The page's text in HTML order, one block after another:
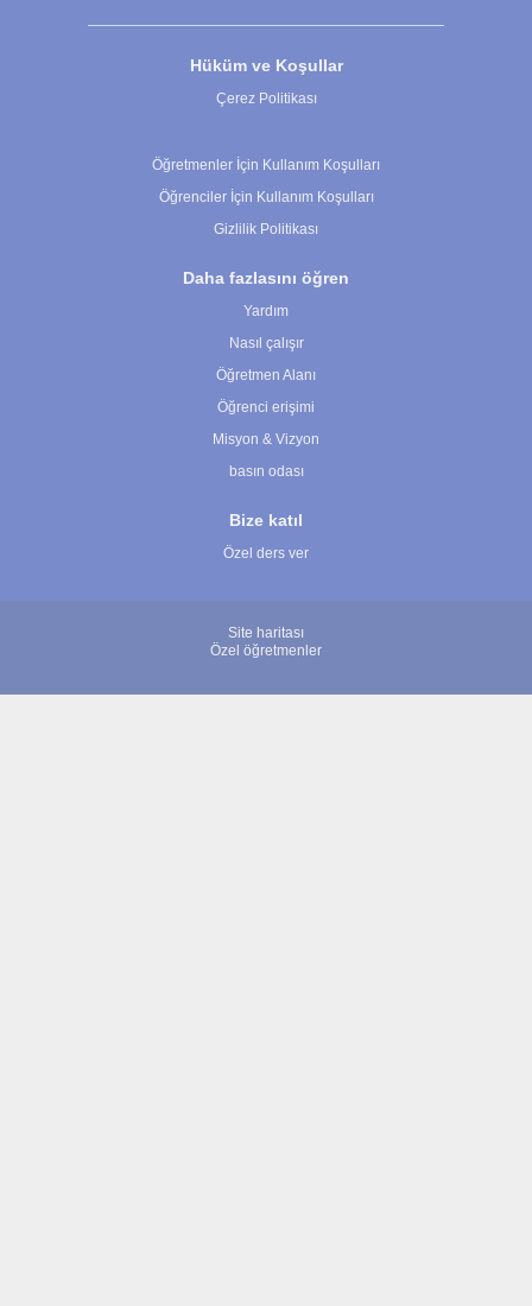
Hüküm ve Koşullar
Çerez Politikası
Öğretmenler İçin Kullanım Koşulları
Öğrenciler İçin Kullanım Koşulları
Gizlilik Politikası
Daha fazlasını öğren
Yardım
Nasıl çalışır
Öğretmen Alanı
Öğrenci erişimi
Misyon & Vizyon
basın odası
Bize katıl
Özel ders ver
Site haritası
Özel öğretmenler